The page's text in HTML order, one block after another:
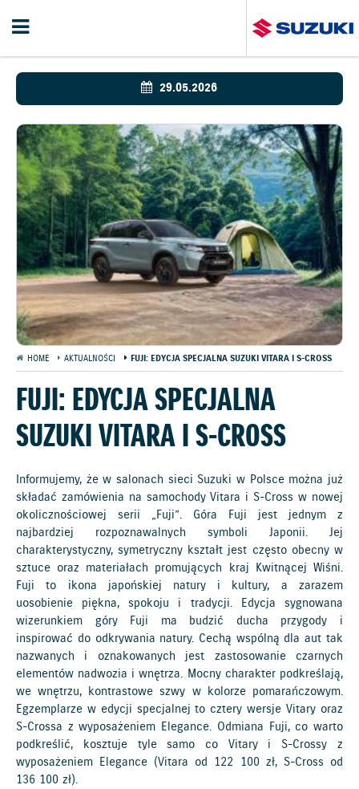
29.05.2026
HOME AKTUALNOŚCI FUJI: EDYCJA SPECJALNA SUZUKI VITARA I S-CROSS
FUJI: EDYCJA SPECJALNA
SUZUKI VITARA I S-CROSS
Informujemy, że w salonach sieci Suzuki w Polsce można już
składać zamówienia na samochody Vitara i S-Cross w nowej
okolicznościowej serii „Fuji”. Góra Fuji jest jednym z
najbardziej rozpoznawalnych symboli Japonii. Jej
charakterystyczny, symetryczny kształt jest często obecny w
sztuce oraz materiałach promujących kraj Kwitnącej Wiśni.
Fuji to ikona japońskiej natury i kultury, a zarazem
uosobienie piękna, spokoju i tradycji. Edycja sygnowana
wizerunkiem góry Fuji ma budzić ducha przygody i
inspirować do odkrywania natury. Cechą wspólną dla aut tak
nazwanych i oznakowanych jest zastosowanie czarnych
elementów nadwozia i wnętrza. Mocny charakter podkreślają,
we wnętrzu, kontrastowe szwy w kolorze pomarańczowym.
Egzemplarze w edycji specjalnej to cztery wersje Vitary oraz
S-Crossa z wyposażeniem Elegance. Odmiana Fuji, co warto
podkreślić, kosztuje tyle samo co Vitary i S-Crossy z
wyposażeniem Elegance (Vitara od 122 100 zł, S-Cross od
136 100 zł).